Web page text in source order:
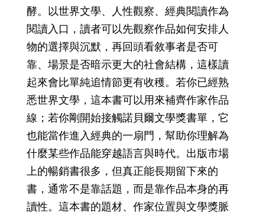
酵。以世界文學、人性觀察、經典閱讀作為
閱讀入口，讀者可以先觀察作品如何安排人
物的選擇與沉默，再回頭看敘事者是否可
靠、場景是否暗示更大的社會結構，這樣讀
起來會比單純追情節更有收穫。若你已經熟
悉世界文學，這本書可以用來補齊作家作品
線；若你剛開始接觸諾貝爾文學獎書單，它
也能當作進入經典的一扇門，幫助你理解為
什麼某些作品能穿越語言與時代。出版市場
上的暢銷書很多，但真正能長期留下來的
書，通常不是靠話題，而是靠作品本身的再
讀性。這本書的題材、作家位置與文學獎脈